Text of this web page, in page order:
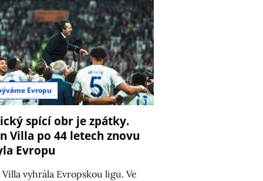
Evropu
spící obr je zpátky.
Villa po 44 letech znovu
Evropu
vyhrála Evropskou ligu. Ve